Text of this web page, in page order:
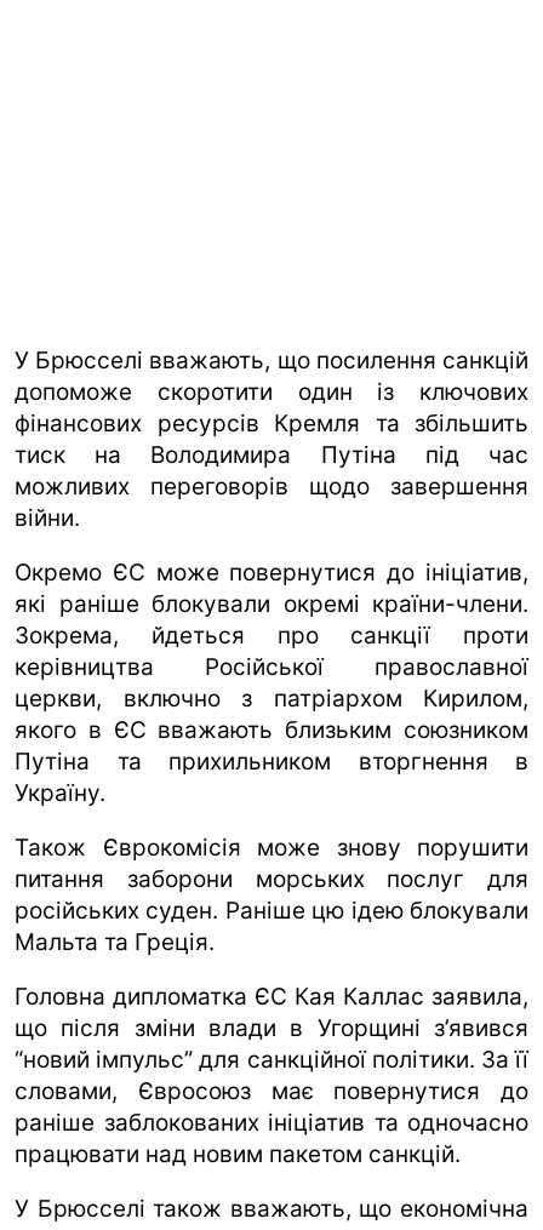
У Брюсселі вважають, що посилення санкцій
допоможе скоротити один із ключових
фінансових ресурсів Кремля та збільшить
тиск на Володимира Путіна під час
можливих переговорів щодо завершення
війни.
Окремо ЄС може повернутися до ініціатив,
які раніше блокували окремі країни-члени.
Зокрема, йдеться про санкції проти
керівництва Російської православної
церкви, включно з патріархом Кирилом,
якого в ЄС вважають близьким союзником
Путіна та прихильником вторгнення в
Україну.
Також Єврокомісія може знову порушити
питання заборони морських послуг для
російських суден. Раніше цю ідею блокували
Мальта та Греція.
Головна дипломатка ЄС Кая Каллас заявила,
що після зміни влади в Угорщині з’явився
“новий імпульс” для санкційної політики. За її
словами, Євросоюз має повернутися до
раніше заблокованих ініціатив та одночасно
працювати над новим пакетом санкцій.
У Брюсселі також вважають, що економічна